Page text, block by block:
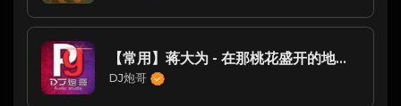
【常用】蒋大为 - 在那桃花盛开的地方 (Dj炮哥.Studio.Remix)
DJ炮哥